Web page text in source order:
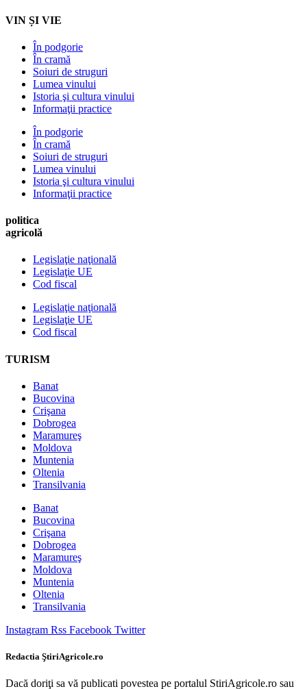
VIN ȘI VIE
În podgorie
În cramă
Soiuri de struguri
Lumea vinului
Istoria şi cultura vinului
Informaţii practice
În podgorie
În cramă
Soiuri de struguri
Lumea vinului
Istoria şi cultura vinului
Informaţii practice
politica
agricolă
Legislaţie naţională
Legislaţie UE
Cod fiscal
Legislaţie naţională
Legislaţie UE
Cod fiscal
TURISM
Banat
Bucovina
Crişana
Dobrogea
Maramureş
Moldova
Muntenia
Oltenia
Transilvania
Banat
Bucovina
Crişana
Dobrogea
Maramureş
Moldova
Muntenia
Oltenia
Transilvania
Instagram Rss Facebook Twitter
Redactia ŞtiriAgricole.ro
Dacă doriţi sa vă publicati povestea pe portalul StiriAgricole.ro sau